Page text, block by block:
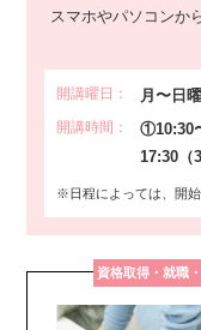
スマホやパソコンか
開講曜日： 月〜日
開講時間：
①10:30
17:30（
※日程によっては、開始
資格取得・就職